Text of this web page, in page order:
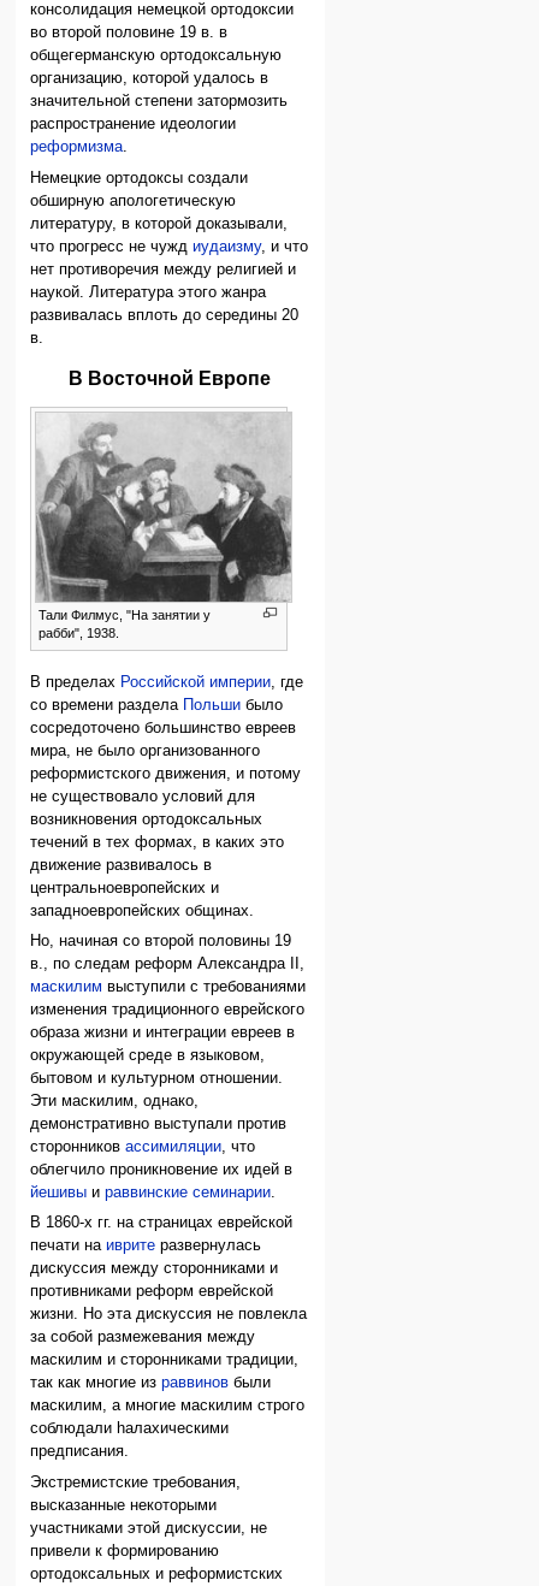
консолидация немецкой ортодоксии
во второй половине 19 в. в
общегерманскую ортодоксальную
организацию, которой удалось в
значительной степени затормозить
распространение идеологии
реформизма.
Немецкие ортодоксы создали
обширную апологетическую
литературу, в которой доказывали,
что прогресс не чуждиудаизму, и что
нет противоречия между религией и
наукой. Литература этого жанра
развивалась вплоть до середины 20
в.
В Восточной Европе
Тали Филмус, "На занятии у
рабби", 1938.
В пределах Российской империи , где
со времени раздела Польши было
сосредоточено большинство евреев
мира, не было организованного
реформистского движения, и потому
не существовало условий для
возникновения ортодоксальных
течений в тех формах, в каких это
движение развивалось в
центральноевропейских и
западноевропейских общинах.
Но, начиная со второй половины 19
в., по следам реформ Александра II,
маскилим выступили с требованиями
изменения традиционного еврейского
образа жизни и интеграции евреев в
окружающей среде в языковом,
бытовом и культурном отношении.
Эти маскилим, однако,
демонстративно выступали против
сторонниковассимиляции, что
облегчило проникновение их идей в
йешивы ираввинские семинарии.
В 1860-х гг. на страницах еврейской
печати наиврите развернулась
дискуссия между сторонниками и
противниками реформ еврейской
жизни. Но эта дискуссия не повлекла
за собой размежевания между
маскилим и сторонниками традиции,
так как многие израввинов были
маскилим, а многие маскилим строго
соблюдали hалахическими
предписания.
Экстремистские требования,
высказанные некоторыми
участниками этой дискуссии, не
привели к формированию
ортодоксальных и реформистских